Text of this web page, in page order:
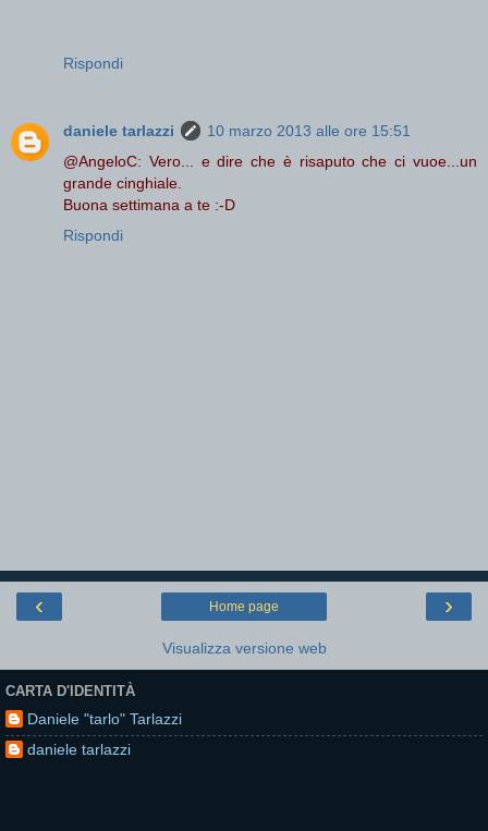
Rispondi
daniele tarlazzi
10 marzo 2013 alle ore 15:51
@AngeloC: Vero... e dire che è risaputo che ci vuoe...un
grande cinghiale.
Buona settimana a te :-D
Rispondi
‹ ›
Home page
Visualizza versione web
CARTA D'IDENTITÀ
Daniele "tarlo" Tarlazzi
daniele tarlazzi